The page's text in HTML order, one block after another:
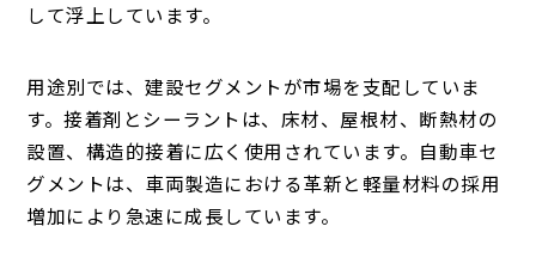
して浮上しています。
用途別では、建設セグメントが市場を支配していま
す。接着剤とシーラントは、床材、屋根材、断熱材の
設置、構造的接着に広く使用されています。自動車セ
グメントは、車両製造における革新と軽量材料の採用
増加により急速に成長しています。